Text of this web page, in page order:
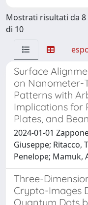
Mostrati risultati da 8
di 10
Surface
on Nanometer-
Patterns with
Implications for
Plates, and
2024-01-01
Giuseppe; Ritacco,
Penelope; Mamuk,
Three-
Crypto-Images
Quantum Dots